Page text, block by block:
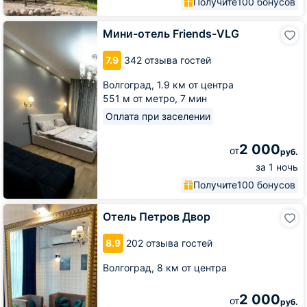
Мини-отель Friends-VLG
7.9 342 отзыва гостей
Волгоград, 1.9 км от центра
551 м от метро, 7 мин
Оплата при заселении
от2 000руб.
за 1 ночь
Получите100 бонусов
Мини-
отель
Friends-
VLG
Отель Петров Двор
8.9 202 отзыва гостей
Волгоград, 8 км от центра
от2 000руб.
Отель
Петров
Двор